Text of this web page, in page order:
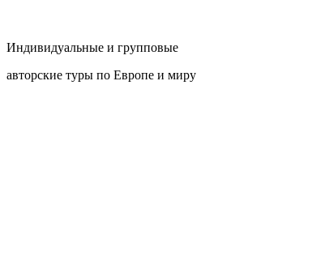
Индивидуальные и групповые
авторские туры по Европе и миру